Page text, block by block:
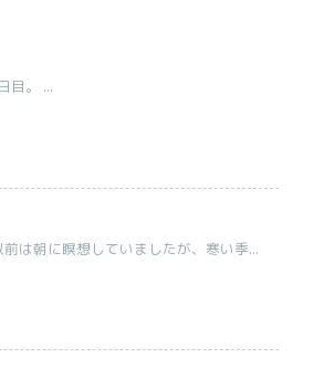
目。 ...
は朝に瞑想していましたが、寒い季...